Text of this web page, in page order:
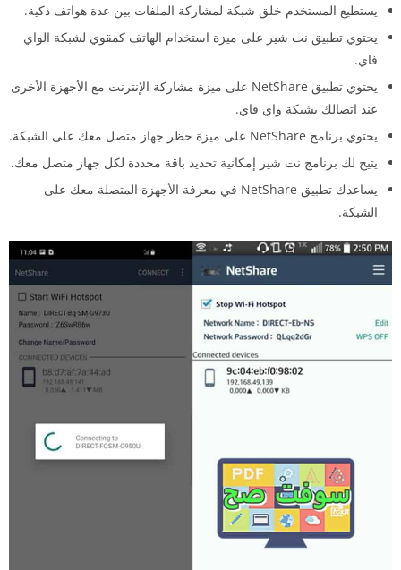
يستطيع المستخدم خلق شبكة لمشاركة الملفات بين عدة هواتف ذكية.
يحتوي تطبيق نت شير على ميزة استخدام الهاتف كمقوي لشبكة الواي
فاي.
يحتوي تطبيق NetShare على ميزة مشاركة الإنترنت مع الأجهزة الأخرى
عند اتصالك بشبكة واي فاي.
يحتوي برنامج NetShare على ميزة حظر جهاز متصل معك على الشبكة.
يتيح لك برنامج نت شير إمكانية تحديد باقة محددة لكل جهاز متصل معك.
يساعدك تطبيق NetShare في معرفة الأجهزة المتصلة معك على
الشبكة.